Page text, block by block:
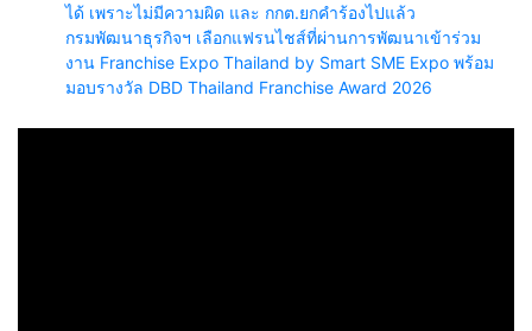
ได้ เพราะไม่มีความผิด และ กกต.ยกคำร้องไปแล้ว
กรมพัฒนาธุรกิจฯ เลือกแฟรนไชส์ที่ผ่านการพัฒนาเข้าร่วม
งาน Franchise Expo Thailand by Smart SME Expo พร้อม
มอบรางวัล DBD Thailand Franchise Award 2026